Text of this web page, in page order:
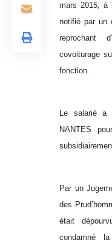
mars 2015, à
notifié par un
reprochant
covoiturage
fonction.
Le salarié a
NANTES
Par un
des
était
condamné